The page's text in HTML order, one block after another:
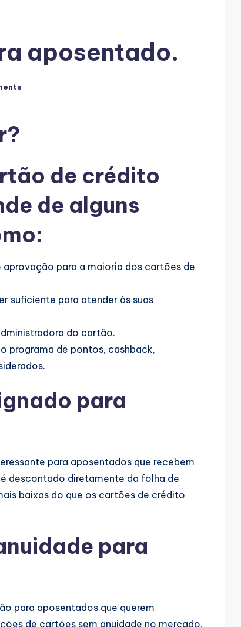
aposentado.
de crédito
de alguns
aprovação para a maioria dos cartões de
suficiente para atender às suas
do cartão.
programa de pontos, cashback,
para
para aposentados que recebem
descontado diretamente da folha de
baixas do que os cartões de crédito
para
para aposentados que querem
de cartões sem anuidade no mercado,